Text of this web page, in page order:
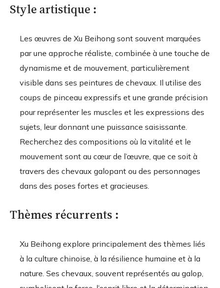
Style artistique :
Les œuvres de Xu Beihong sont souvent marquées
par une approche réaliste, combinée à une touche de
dynamisme et de mouvement, particulièrement
visible dans ses peintures de chevaux. Il utilise des
coups de pinceau expressifs et une grande précision
pour représenter les muscles et les expressions des
sujets, leur donnant une puissance saisissante.
Recherchez des compositions où la vitalité et le
mouvement sont au cœur de l’œuvre, que ce soit à
travers des chevaux galopant ou des personnages
dans des poses fortes et gracieuses.
Thèmes récurrents :
Xu Beihong explore principalement des thèmes liés
à la culture chinoise, à la résilience humaine et à la
nature. Ses chevaux, souvent représentés au galop,